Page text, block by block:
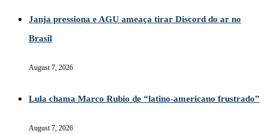
Janja pressiona e AGU ameaça tirar Discord do ar no
Brasil
August 7, 2026
Lula chama Marco Rubio de “latino-americano frustrado”
August 7, 2026